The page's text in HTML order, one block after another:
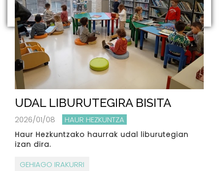
UDAL LIBURUTEGIRA BISITA
2026/01/08 HAUR HEZKUNTZA
Haur Hezkuntzako haurrak udal liburutegian
izan dira.
GEHIAGO IRAKURRI